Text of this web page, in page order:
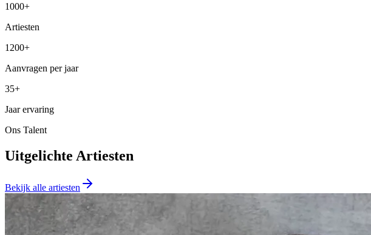
1000+
Artiesten
1200+
Aanvragen per jaar
35+
Jaar ervaring
Ons Talent
Uitgelichte Artiesten
Bekijk alle artiesten